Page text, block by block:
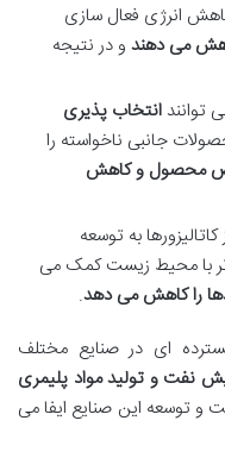
کاهش انرژی فعال سازی
کاهش می دهند و در نتیجه
توانندانتخاب پذیری
جانبی ناخواسته را
محصول و کاهش
کاتالیزورها به توسعه
با محیط زیست کمک می
را کاهش می دهد.
ای در صنایع مختلف
نفت و تولید مواد پلیمری
توسعه این صنایع ایفا می